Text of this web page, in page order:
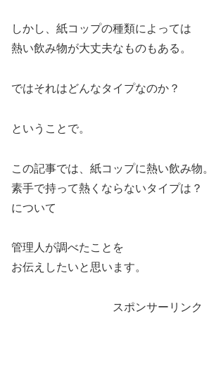
しかし、紙コップの種類によっては
熱い飲み物が大丈夫なものもある。
ではそれはどんなタイプなのか？
ということで。
この記事では、紙コップに熱い飲み物。
素手で持って熱くならないタイプは？
について
管理人が調べたことを
お伝えしたいと思います。
スポンサーリンク